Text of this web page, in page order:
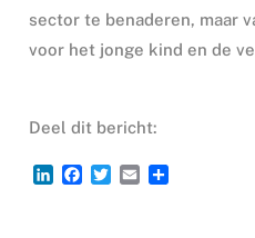
sector te benaderen, maar
voor het jonge kind en de
Deel dit bericht:
L
F
T
E